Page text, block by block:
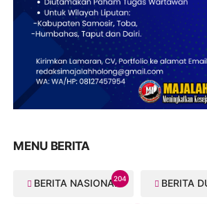
MENU BERITA
BERITA NASIONAL204 BERITA